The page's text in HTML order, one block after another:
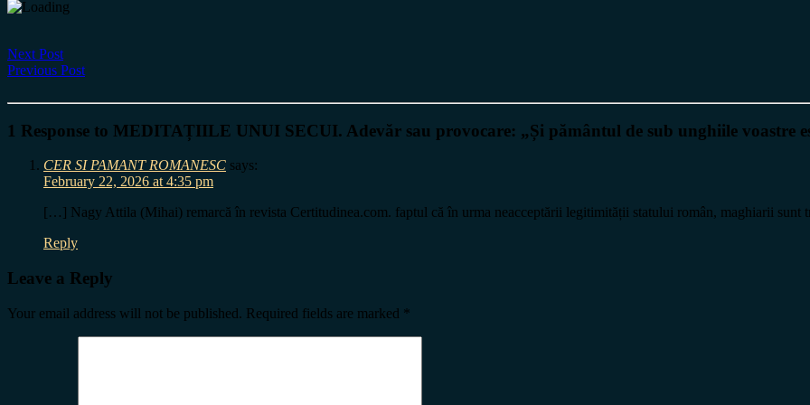
Next Post
Previous Post
1 Response to MEDITAȚIILE UNUI SECUI. Adevăr sau provocare: „Și pământul de sub unghiile voastre
CER SI PAMANT ROMANESC says:
February 22, 2026 at 4:35 pm
[…] Nagy Attila (Mihai) remarcă în revista Certitudinea.com. faptul că în urma neacceptării legitimității statului român, maghiarii
Reply
Leave a Reply
Your email address will not be published. Required fields are marked *